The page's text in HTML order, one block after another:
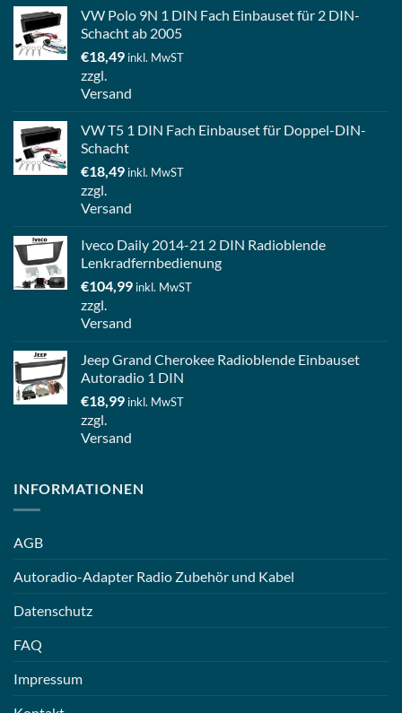
VW Polo 9N 1 DIN Fach Einbauset für 2 DIN-
Schacht ab 2005
€18,49 inkl. MwST
zzgl.
Versand
VW T5 1 DIN Fach Einbauset für Doppel-DIN-
Schacht
€18,49 inkl. MwST
zzgl.
Versand
Iveco Daily 2014-21 2 DIN Radioblende
Lenkradfernbedienung
€104,99 inkl. MwST
zzgl.
Versand
Jeep Grand Cherokee Radioblende Einbauset
Autoradio 1 DIN
€18,99 inkl. MwST
zzgl.
Versand
INFORMATIONEN
AGB
Autoradio-Adapter Radio Zubehör und Kabel
Datenschutz
FAQ
Impressum